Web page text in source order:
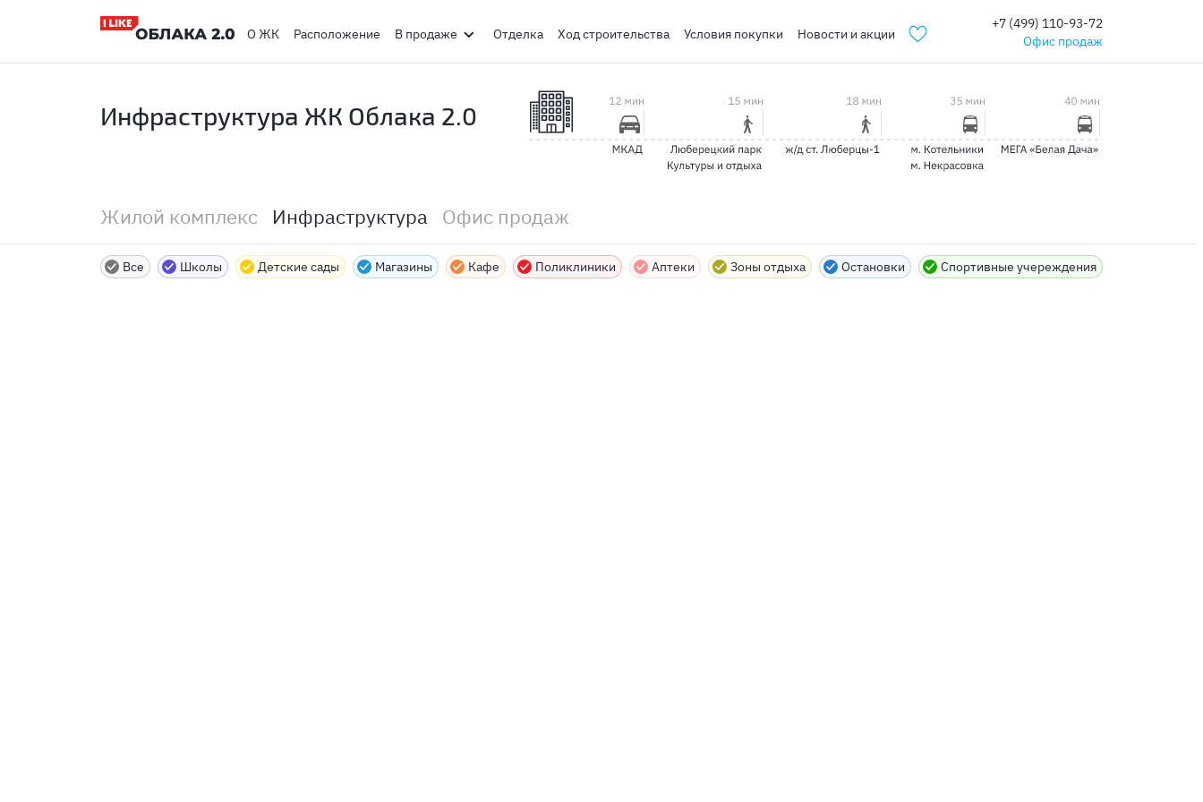
О ЖК Расположение В продаже Отделка Ход строительства Условия покупки Новости и акции
+7 (499) 110-93-72
Офис продаж
Инфраструктура ЖК Облака 2.0
Жилой комплекс Инфраструктура Офис продаж
Все Школы Детские сады Магазины Кафе Поликлиники Аптеки Зоны отдыха Остановки Спортивные учереждения